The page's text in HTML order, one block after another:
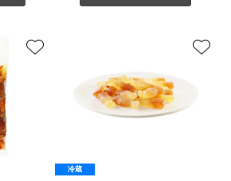
冷蔵